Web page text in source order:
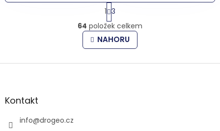
O
v
l
á
a
S
t
r
á
n
k
v
1 3
64 položek celkem
NAHORU
Z
aKontakt
info@drogeo.cz